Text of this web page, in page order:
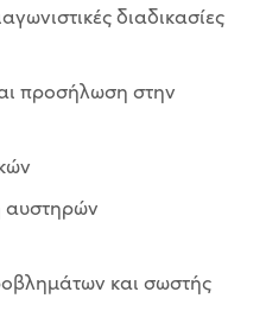
διαδικασίες
προσήλωση στην
αυστηρών
και σωστής